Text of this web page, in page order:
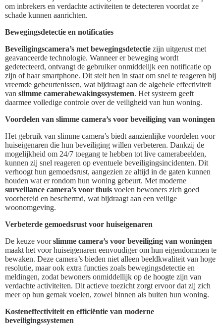
om inbrekers en verdachte activiteiten te detecteren voordat ze
schade kunnen aanrichten.
Bewegingsdetectie en notificaties
Beveiligingscamera’s met bewegingsdetectie zijn uitgerust met
geavanceerde technologie. Wanneer er beweging wordt
gedetecteerd, ontvangt de gebruiker onmiddelijk een notificatie op
zijn of haar smartphone. Dit stelt hen in staat om snel te reageren bij
vreemde gebeurtenissen, wat bijdraagt aan de algehele effectiviteit
van slimme camerabewakingssystemen. Het systeem geeft
daarmee volledige controle over de veiligheid van hun woning.
Voordelen van slimme camera’s voor beveiliging van woningen
Het gebruik van slimme camera’s biedt aanzienlijke voordelen voor
huiseigenaren die hun beveiliging willen verbeteren. Dankzij de
mogelijkheid om 24/7 toegang te hebben tot live camerabeelden,
kunnen zij snel reageren op eventuele beveiligingsincidenten. Dit
verhoogt hun gemoedsrust, aangezien ze altijd in de gaten kunnen
houden wat er rondom hun woning gebeurt. Met moderne
surveillance camera’s voor thuis voelen bewoners zich goed
voorbereid en beschermd, wat bijdraagt aan een veilige
woonomgeving.
Verbeterde gemoedsrust voor huiseigenaren
De keuze voorslimme camera’s voor beveiliging van woningen
maakt het voor huiseigenaren eenvoudiger om hun eigendommen te
bewaken. Deze camera’s bieden niet alleen beeldkwaliteit van hoge
resolutie, maar ook extra functies zoals bewegingsdetectie en
meldingen, zodat bewoners onmiddellijk op de hoogte zijn van
verdachte activiteiten. Dit actieve toezicht zorgt ervoor dat zij zich
meer op hun gemak voelen, zowel binnen als buiten hun woning.
Kosteneffectiviteit en efficiëntie van moderne
beveiligingssystemen